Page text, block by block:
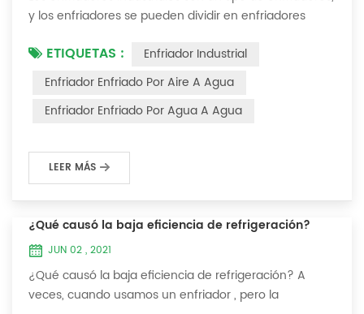
y los enfriadores se pueden dividir en enfriadores
enfriador de agua es un tipo de equipo de
enfriamiento de agua, que puede proporcionar un
equipo de enfriamiento de temperatura constante,
corriente constante y presión constante. El principio
ETIQUETAS :
Enfriador Industrial
Enfriador Enfriado Por Aire A Agua
Enfriador Enfriado Por Agua A Agua
LEER MÁS
¿Qué causó la baja eficiencia de refrigeración?
JUN 02 , 2021
¿Qué causó la baja eficiencia de refrigeración? A
veces, cuando usamos un enfriador , pero la